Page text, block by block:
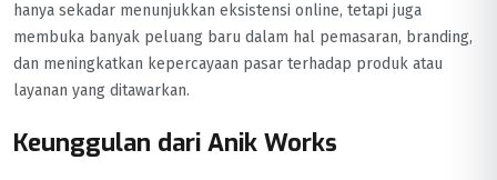
hanya sekadar menunjukkan eksistensi online, tetapi juga
membuka banyak peluang baru dalam hal pemasaran, branding,
dan meningkatkan kepercayaan pasar terhadap produk atau
layanan yang ditawarkan.
Keunggulan dari Anik Works